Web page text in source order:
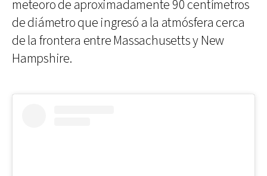
meteoro de aproximadamente 90 centímetros
de diámetro que ingresó a la atmósfera cerca
de la frontera entre Massachusetts y New
Hampshire.